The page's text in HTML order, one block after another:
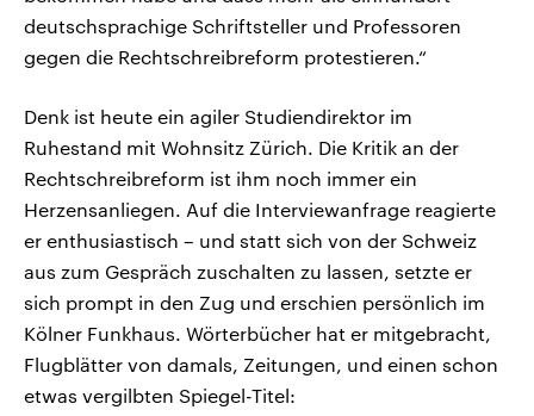
deutschsprachige Schriftsteller und Professoren
gegen die Rechtschreibreform protestieren.“
Denk ist heute ein agiler Studiendirektor im
Ruhestand mit Wohnsitz Zürich. Die Kritik an der
Rechtschreibreform ist ihm noch immer ein
Herzensanliegen. Auf die Interviewanfrage reagierte
er enthusiastisch – und statt sich von der Schweiz
aus zum Gespräch zuschalten zu lassen, setzte er
sich prompt in den Zug und erschien persönlich im
Kölner Funkhaus. Wörterbücher hat er mitgebracht,
Flugblätter von damals, Zeitungen, und einen schon
etwas vergilbten Spiegel-Titel: